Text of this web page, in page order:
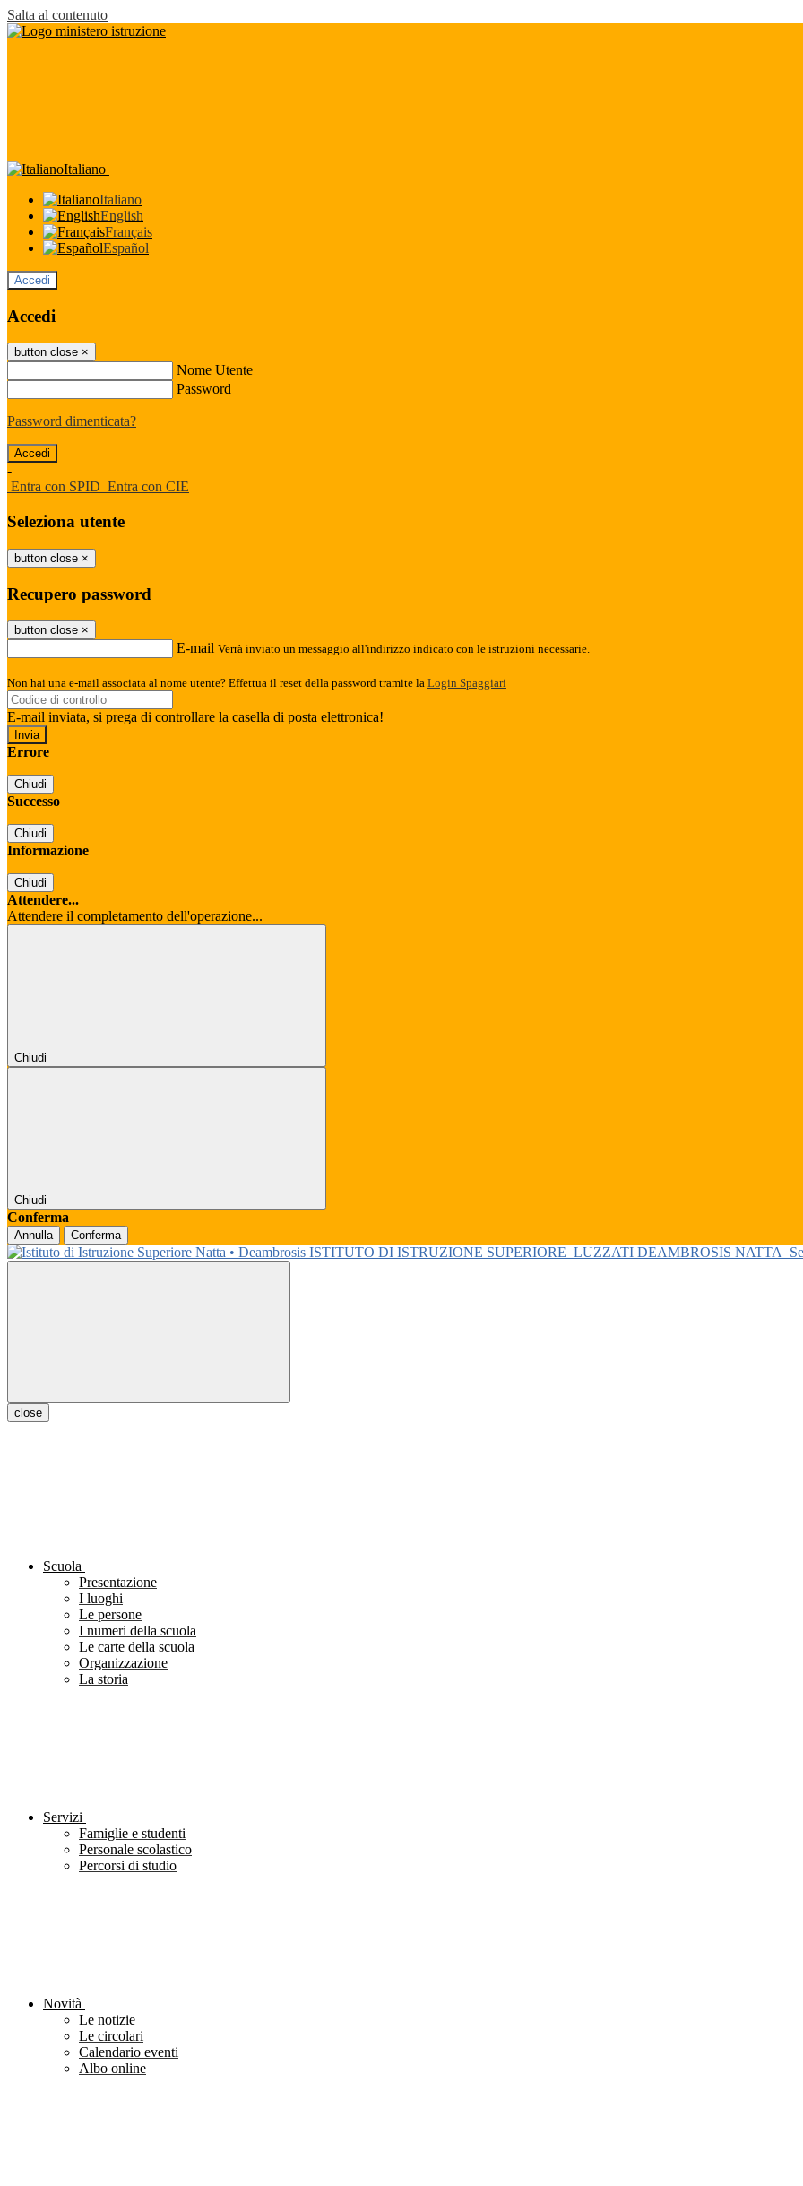
Salta al contenuto
Italiano
Italiano
English
Français
Español
Accedi
Accedi
button close ×
Nome Utente
Password
Password dimenticata?
-
Entra con SPID Entra con CIE
Seleziona utente
button close ×
Recupero password
button close ×
E-mail Verrà inviato un messaggio all'indirizzo indicato con le istruzioni necessarie.
Non hai una e-mail associata al nome utente? Effettua il reset della password tramite la Login Spaggiari
E-mail inviata, si prega di controllare la casella di posta elettronica!
Errore
Chiudi
Successo
Chiudi
Informazione
Chiudi
Attendere...
Attendere il completamento dell'operazione...
Chiudi
Chiudi
Conferma
Annulla Conferma
ISTITUTO DI ISTRUZIONE SUPERIORE LUZZATI DEAMBROSIS NATTA
close
Scuola
Presentazione
I luoghi
Le persone
I numeri della scuola
Le carte della scuola
Organizzazione
La storia
Servizi
Famiglie e studenti
Personale scolastico
Percorsi di studio
Novità
Le notizie
Le circolari
Calendario eventi
Albo online